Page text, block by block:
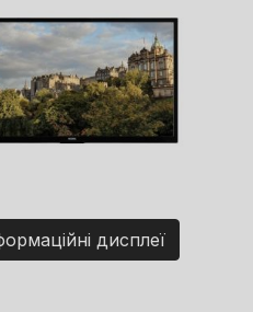
дисплеї